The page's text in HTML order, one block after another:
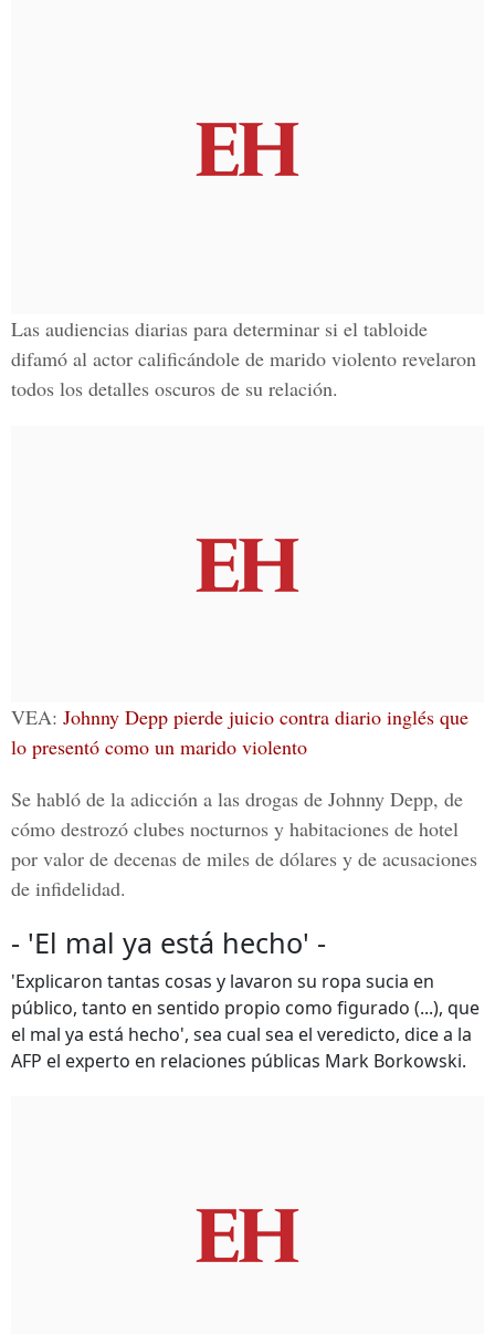
Las audiencias diarias para determinar si el tabloide
difamó al actor calificándole de marido violento revelaron
todos los detalles oscuros de su relación.
VEA: Johnny Depp pierde juicio contra diario inglés que
lo presentó como un marido violento
Se habló de la adicción a las drogas de Johnny Depp, de
cómo destrozó clubes nocturnos y habitaciones de hotel
por valor de decenas de miles de dólares y de acusaciones
de infidelidad.
- 'El mal ya está hecho' -
'Explicaron tantas cosas y lavaron su ropa sucia en
público, tanto en sentido propio como figurado (...), que
el mal ya está hecho', sea cual sea el veredicto, dice a la
AFP el experto en relaciones públicas Mark Borkowski.